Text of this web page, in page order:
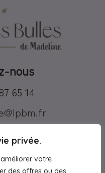
privée.
votre
des offres ou des
nous
65 14